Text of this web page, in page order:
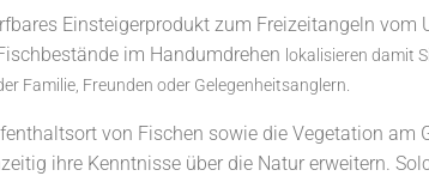
Einsteigerprodukt zum Freizeitangeln
im Handumdrehen lokalisieren damit
Familie, Freunden oder Gelegenheitsanglern.
von Fischen sowie die Vegetation
ihre Kenntnisse über die Natur erweitern.